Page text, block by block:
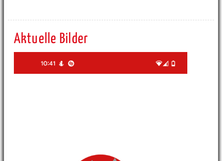
Aktuelle Bilder